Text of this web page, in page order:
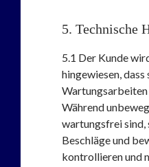
5. Technische
5.1 Der Kunde
hingewiesen, dass
Während
wartungsfrei sind,
Beschläge und
kontrollieren und